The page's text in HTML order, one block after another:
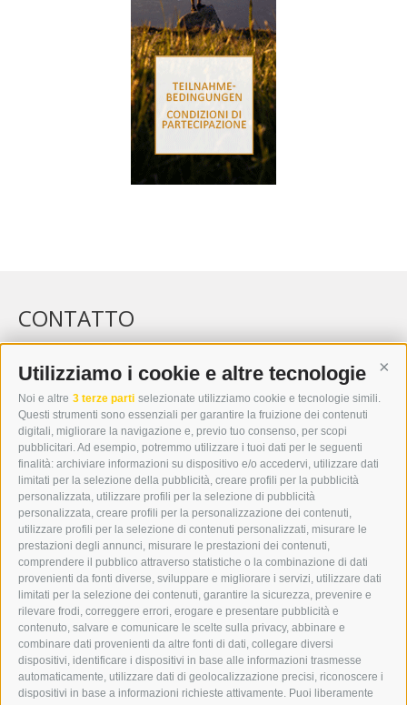
Utilizziamo i cookie e altre tecnologie
Noi e altre 3 terze parti selezionate utilizziamo cookie e tecnologie simili.
Questi strumenti sono essenziali per garantire la fruizione dei contenuti
digitali, migliorare la navigazione e, previo tuo consenso, per scopi
pubblicitari. Ad esempio, potremmo utilizzare i tuoi dati per le seguenti
finalità: archiviare informazioni su dispositivo e/o accedervi, utilizzare dati
limitati per la selezione della pubblicità, creare profili per la pubblicità
personalizzata, utilizzare profili per la selezione di pubblicità
personalizzata, creare profili per la personalizzazione dei contenuti,
utilizzare profili per la selezione di contenuti personalizzati, misurare le
prestazioni degli annunci, misurare le prestazioni dei contenuti,
comprendere il pubblico attraverso statistiche o la combinazione di dati
provenienti da fonti diverse, sviluppare e migliorare i servizi, utilizzare dati
limitati per la selezione dei contenuti, garantire la sicurezza, prevenire e
rilevare frodi, correggere errori, erogare e presentare pubblicità e
contenuto, salvare e comunicare le scelte sulla privacy, abbinare e
combinare dati provenienti da altre fonti di dati, collegare diversi
dispositivi, identificare i dispositivi in base alle informazioni trasmesse
automaticamente, utilizzare dati di geolocalizzazione precisi, riconoscere i
dispositivi in base a informazioni richieste attivamente. Puoi liberamente
CONTATTO
WIPP-MEDIA GMBH
DER ERKER
I-39049 VIPITENO
TEL.: +39 0472 766876
GRAFIK@DERERKER.IT
INFO@DERERKER.IT
BARBARA.FONTANA@DERERKER.IT
ERKER
PUBBLICITÀ NELL’ERKER
PUBBLICITÀ ONLINE
ADDEBITO DIRETTO SEPA
REGOLAMENTO COMMENTI
ONLINE VOTING
SERVICE